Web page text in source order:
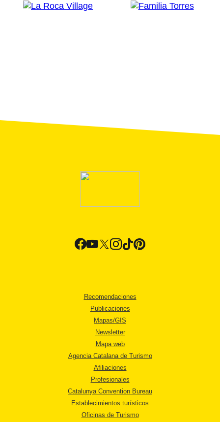
Recomendaciones
Publicaciones
Mapas/GIS
Newsletter
Mapa web
Agencia Catalana de Turismo
Afiliaciones
Profesionales
Catalunya Convention Bureau
Establecimientos turísticos
Oficinas de Turismo